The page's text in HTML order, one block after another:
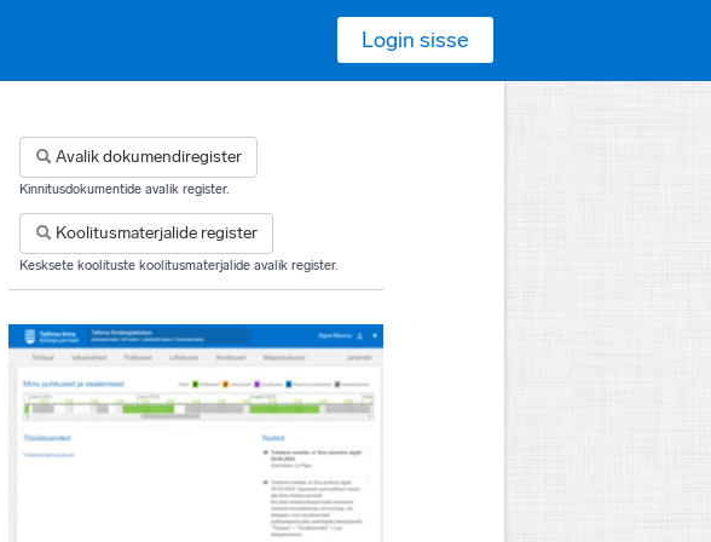
Login sisse
Avalik dokumendiregister
Kinnitusdokumentide avalik register.
Koolitusmaterjalide register
Kesksete koolituste koolitusmaterjalide avalik register.